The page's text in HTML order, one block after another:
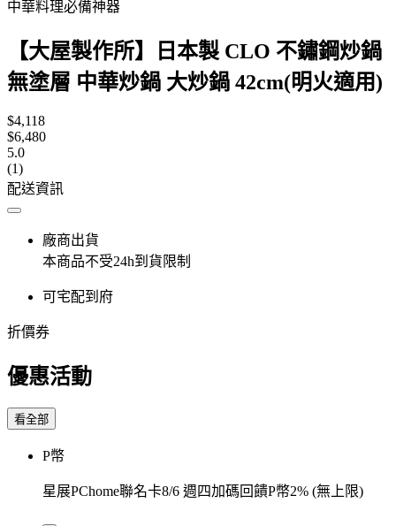
中華料理必備神器
【大屋製作所】日本製 CLO 不鏽鋼炒鍋
無塗層 中華炒鍋 大炒鍋 42cm(明火適用)
$4,118
$6,480
5.0
(1)
配送資訊
廠商出貨
本商品不受24h到貨限制
可宅配到府
折價券
優惠活動
看全部
P幣
星展PChome聯名卡8/6 週四加碼回饋P幣2% (無上限)